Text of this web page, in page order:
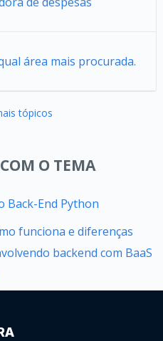
área mais procurada.
tópicos
O TEMA
Back-End Python
funciona e diferenças
backend com BaaS